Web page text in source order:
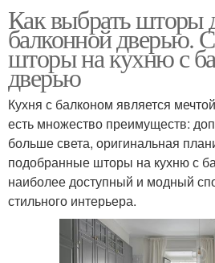
Как выбрать шторы
балконной дверью.
шторы на кухню с
дверью
Кухня с балконом является
есть множество преимуществ:
больше света, оригинальная
подобранные шторы на кухню с
наиболее доступный и модный
стильного интерьера.